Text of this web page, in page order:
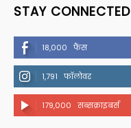
STAY CONNECTED
18,000 फैंस
1,791 फॉलोवर
179,000 सब्सक्राइबर्स